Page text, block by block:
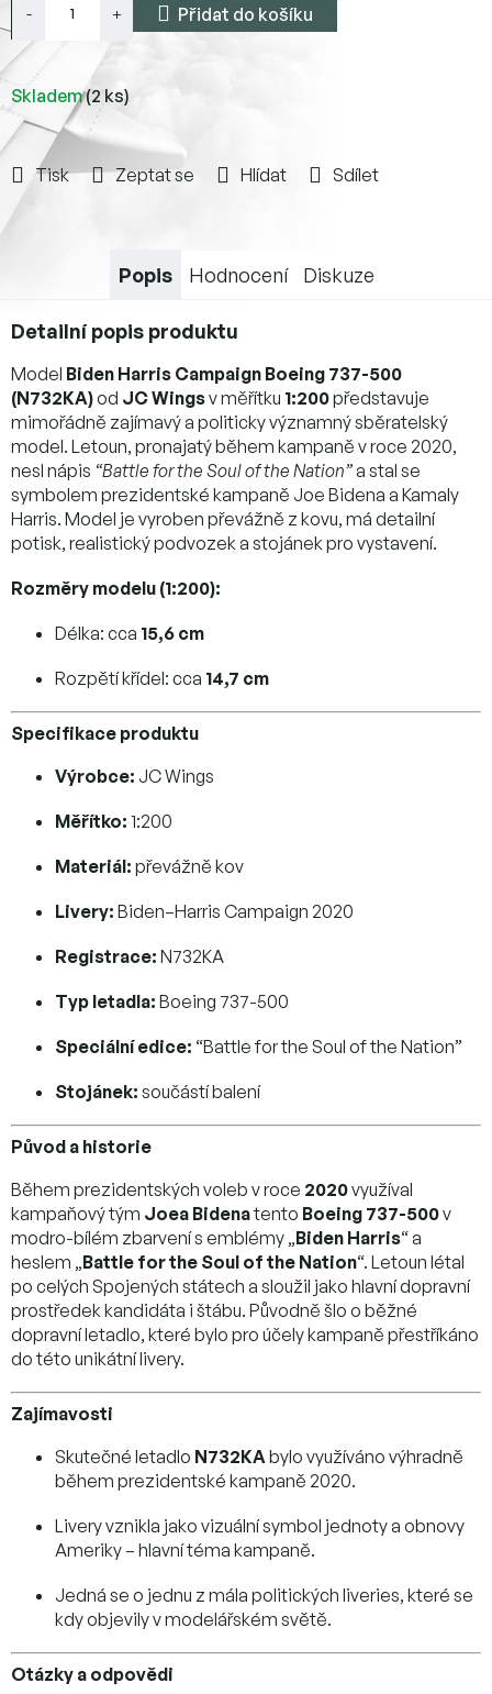
Skladem(2 ks)
Přidat do košíku
Tisk Zeptat se Hlídat Sdílet
Popis Hodnocení Diskuze
Detailní popis produktu
Model Biden Harris Campaign Boeing 737-500
(N732KA)od JC Wingsv měřítku 1:200představuje
mimořádně zajímavý a politicky významný sběratelský
model. Letoun, pronajatý během kampaně v roce 2020,
nesl nápis “Battle for the Soul of the Nation”a stal se
symbolem prezidentské kampaně Joe Bidena a Kamaly
Harris. Model je vyroben převážně z kovu, má detailní
potisk, realistický podvozek a stojánek pro vystavení.
Rozměry modelu (1:200):
Délka: cca 15,6 cm
Rozpětí křídel: cca 14,7 cm
Specifikace produktu
Výrobce: JC Wings
Měřítko: 1:200
Materiál: převážně kov
Livery: Biden–Harris Campaign 2020
Registrace: N732KA
Typ letadla: Boeing 737-500
Speciální edice: “Battle for the Soul of the Nation”
Stojánek: součástí balení
Původ a historie
Během prezidentských voleb v roce 2020využíval
kampaňový tým Joea Bidenatento Boeing 737-500v
modro-bílém zbarvení s emblémy „Biden Harris“ a
heslem „Battle for the Soul of the Nation“. Letoun létal
po celých Spojených státech a sloužil jako hlavní dopravní
prostředek kandidáta i štábu. Původně šlo o běžné
dopravní letadlo, které bylo pro účely kampaně přestříkáno
do této unikátní livery.
Zajímavosti
Skutečné letadlo N732KA bylo využíváno výhradně
během prezidentské kampaně 2020.
Livery vznikla jako vizuální symbol jednoty a obnovy
Ameriky – hlavní téma kampaně.
Jedná se o jednu z mála politických liveries, které se
kdy objevily v modelářském světě.
Otázky a odpovědi